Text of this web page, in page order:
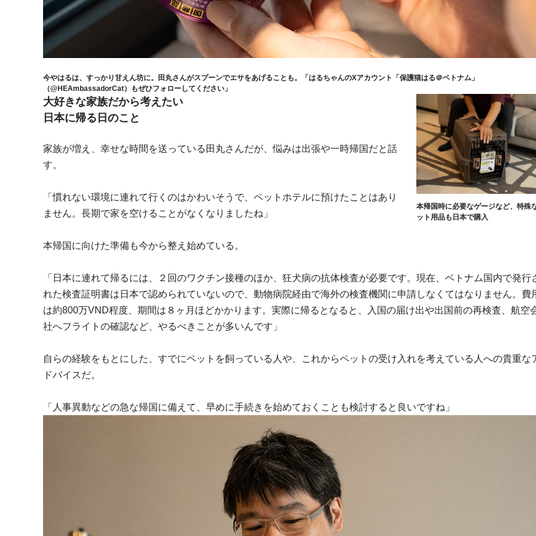
今やはるは、すっかり甘えん坊に。田丸さんがスプーンでエサをあげることも。「はるちゃんのXアカウント「保護猫はる＠ベトナム」
（@HEAmbassadorCat）もぜひフォローしてください」
本帰国時に必要なゲージなど、特殊
ット用品も日本で購入
大好きな家族だから考えたい
日本に帰る日のこと
家族が増え、幸せな時間を送っている田丸さんだが、悩みは出張や一時帰国だと話
す。
「慣れない環境に連れて行くのはかわいそうで、ペットホテルに預けたことはあり
ません。長期で家を空けることがなくなりましたね」
本帰国に向けた準備も今から整え始めている。
「日本に連れて帰るには、２回のワクチン接種のほか、狂犬病の抗体検査が必要です。現在、ベトナム国内で発行
れた検査証明書は日本で認められていないので、動物病院経由で海外の検査機関に申請しなくてはなりません。費
は約800万VND程度、期間は８ヶ月ほどかかります。実際に帰るとなると、入国の届け出や出国前の再検査、航空
社へフライトの確認など、やるべきことが多いんです」
自らの経験をもとにした、すでにペットを飼っている人や、これからペットの受け入れを考えている人への貴重な
ドバイスだ。
「人事異動などの急な帰国に備えて、早めに手続きを始めておくことも検討すると良いですね」